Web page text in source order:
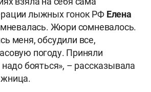
лыжных гонок РФ Елена
Жюри сомневалось.
меня, обсудили все,
погоду. Приняли
бояться», – рассказывала